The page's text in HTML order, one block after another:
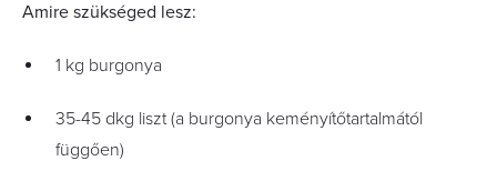
Amire szükséged lesz:
1 kg burgonya
35-45 dkg liszt (a burgonya keményítőtartalmától
függően)